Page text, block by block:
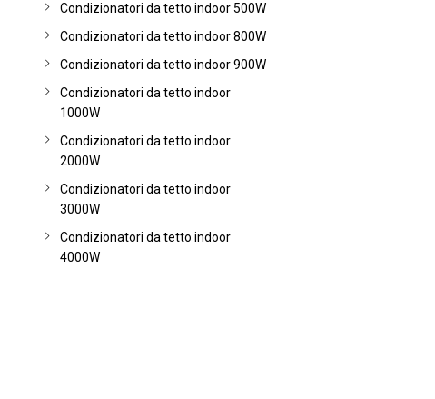
Condizionatori da tetto indoor 500W
Condizionatori da tetto indoor 800W
Condizionatori da tetto indoor 900W
Condizionatori da tetto indoor
1000W
Condizionatori da tetto indoor
2000W
Condizionatori da tetto indoor
3000W
Condizionatori da tetto indoor
4000W